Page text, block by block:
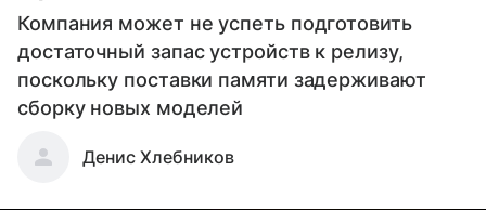
Компания может не успеть подготовить
достаточный запас устройств к релизу,
поскольку поставки памяти задерживают
сборку новых моделей
Денис Хлебников